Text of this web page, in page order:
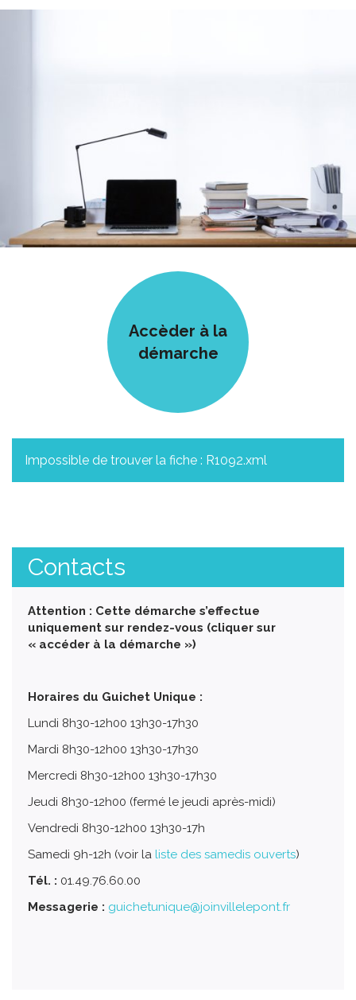
Accèder à la
démarche
Impossible de trouver la fiche : R1092.xml
Contacts
Attention : Cette démarche s’effectue
uniquement sur rendez-vous (cliquer sur
« accéder à la démarche »)
Horaires du Guichet Unique :
Lundi 8h30-12h00 13h30-17h30
Mardi 8h30-12h00 13h30-17h30
Mercredi 8h30-12h00 13h30-17h30
Jeudi 8h30-12h00 (fermé le jeudi après-midi)
Vendredi 8h30-12h00 13h30-17h
Samedi 9h-12h (voir la liste des samedis ouverts)
Tél. : 01.49.76.60.00
Messagerie : guichetunique@joinvillelepont.fr